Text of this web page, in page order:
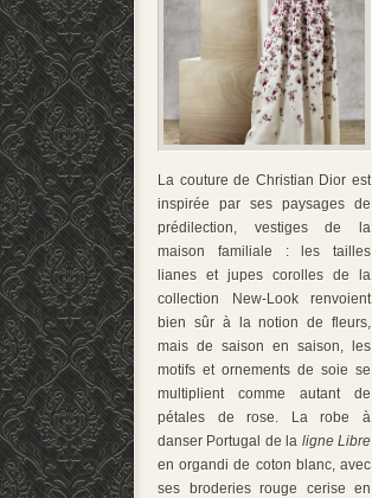
La couture de Christian Dior est
inspirée par ses paysages de
prédilection, vestiges de la
maison familiale : les tailles
lianes et jupes corolles de la
collection New-Look renvoient
bien sûr à la notion de fleurs,
mais de saison en saison, les
motifs et ornements de soie se
multiplient comme autant de
pétales de rose. La robe à
danser Portugal de la ligne Libre
en organdi de coton blanc, avec
ses broderies rouge cerise en